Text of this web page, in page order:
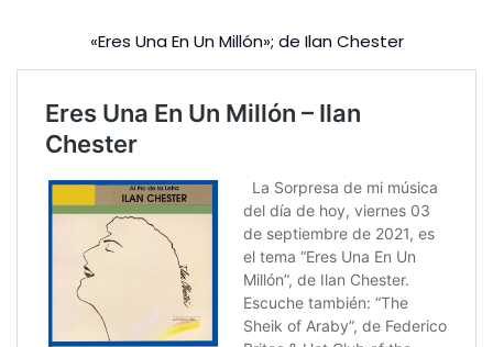
«Eres Una En Un Millón»; de Ilan Chester